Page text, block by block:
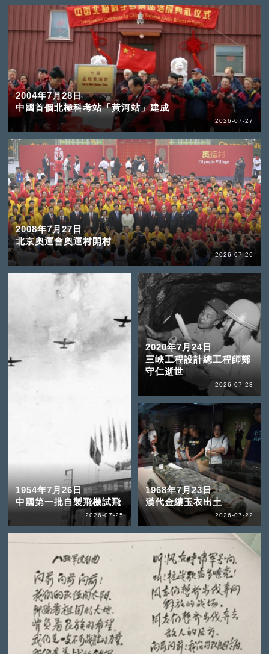
2004年7月28日
中國首個北極科考站「黃河站」建成
2026-07-27
2008年7月27日
北京奧運會奧運村開村
2026-07-26
1954年7月26日
中國第一批自製飛機試飛
2026-07-25
2020年7月24日
三峽工程設計總工程師鄭
守仁逝世
2026-07-23
1968年7月23日
漢代金縷玉衣出土
2026-07-22